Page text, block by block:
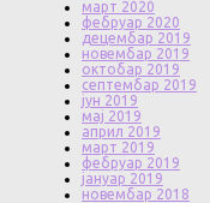
март 2020
фебруар 2020
децембар 2019
новембар 2019
октобар 2019
септембар 2019
јун 2019
мај 2019
април 2019
март 2019
фебруар 2019
јануар 2019
новембар 2018